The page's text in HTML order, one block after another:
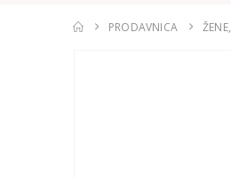
PRODAVNICA ŽENE,